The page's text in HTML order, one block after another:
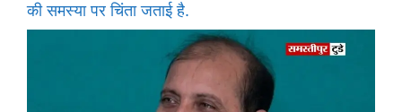
की समस्या पर चिंता जताई है.